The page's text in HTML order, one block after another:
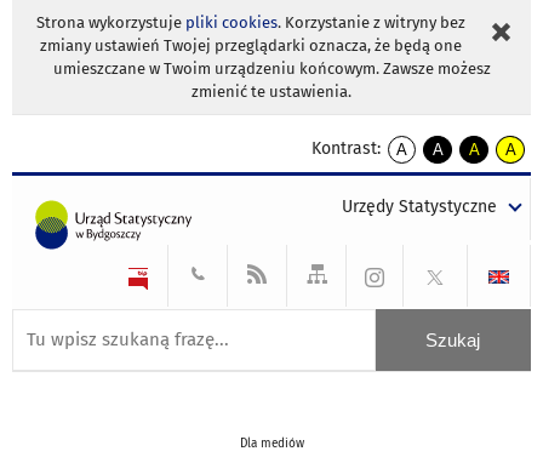
Strona wykorzystuje pliki cookies. Korzystanie z witryny bez
zmiany ustawień Twojej przeglądarki oznacza, że będą one
umieszczane w Twoim urządzeniu końcowym. Zawsze możesz
zmienić te ustawienia.
Kontrast:
A
kontrast
A
kontrast
tekst
czarnym
A
kontrast
tekst
czarnym
A
tekst
żółtym
Urzędy Statystyczne
Dla mediów